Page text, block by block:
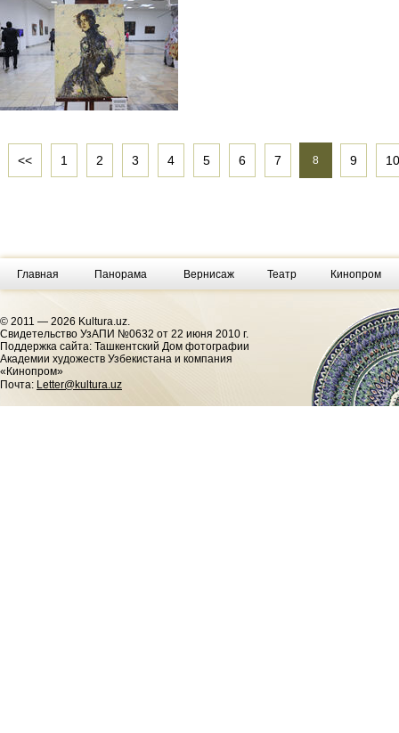
<< 1 2 3 4 5 6 7 8 9 10
Главная Панорама Вернисаж Театр Кинопром
© 2011 — 2026 Kultura.uz.
Cвидетельство УзАПИ №0632 от 22 июня 2010 г.
Поддержка сайта: Ташкентский Дом фотографии
Академии художеств Узбекистана и компания
«Кинопром»
Почта: Letter@kultura.uz